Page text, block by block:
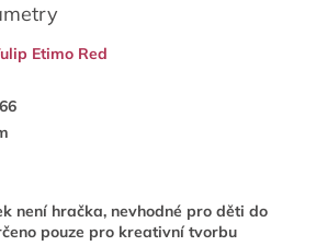
Etimo Red
není hračka, nevhodné pro děti do
pouze pro kreativní tvorbu